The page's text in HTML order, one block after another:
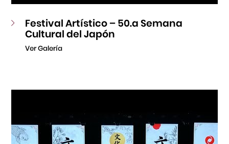
Festival Artístico – 50.a Semana
Cultural del Japón
Ver Galería